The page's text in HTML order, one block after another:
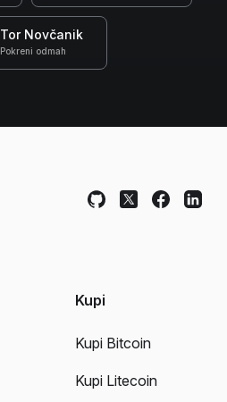
Tor Novčanik
Pokreni odmah
Kupi
Kupi Bitcoin
Kupi Litecoin